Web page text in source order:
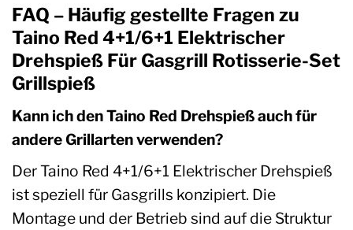
FAQ – Häufig gestellte Fragen zu
Taino Red 4+1/6+1 Elektrischer
Drehspieß Für Gasgrill Rotisserie-Set
Grillspieß
Kann ich den Taino Red Drehspieß auch für
andere Grillarten verwenden?
Der Taino Red 4+1/6+1 Elektrischer Drehspieß
ist speziell für Gasgrills konzipiert. Die
Montage und der Betrieb sind auf die Struktur